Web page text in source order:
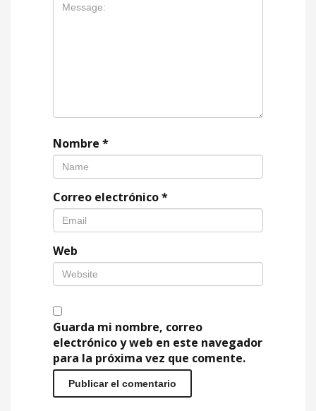
Nombre *
Correo electrónico*
Web
Guarda mi nombre, correo
electrónico y web en este navegador
para la próxima vez que comente.